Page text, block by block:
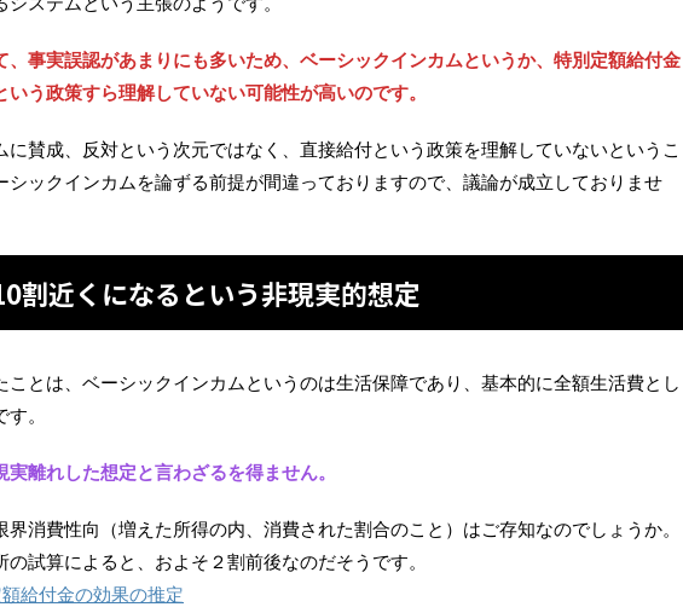
、事実誤認があまりにも多いため、ベーシックインカムというか、特別定額給付金
う政策すら理解していない可能性が高いのです。
に賛成、反対という次元ではなく、直接給付という政策を理解していないというこ
シックインカムを論ずる前提が間違っておりますので、議論が成立しておりませ
割近くになるという非現実的想定
ことは、ベーシックインカムというのは生活保障であり、基本的に全額生活費とし
。
離れした想定と言わざるを得ません。
界消費性向（増えた所得の内、消費された割合のこと）はご存知なのでしょうか。
試算によると、およそ２割前後なのだそうです。
給付金の効果の推定